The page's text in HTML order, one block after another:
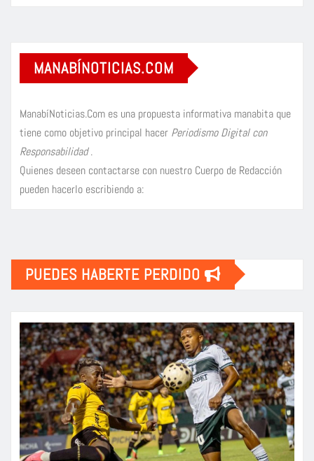
MANABÍNOTICIAS.COM
ManabíNoticias.Com es una propuesta informativa manabita que
tiene como objetivo principal hacer Periodismo Digital con
Responsabilidad.
Quienes deseen contactarse con nuestro Cuerpo de Redacción
pueden hacerlo escribiendo a:
PUEDES HABERTE PERDIDO